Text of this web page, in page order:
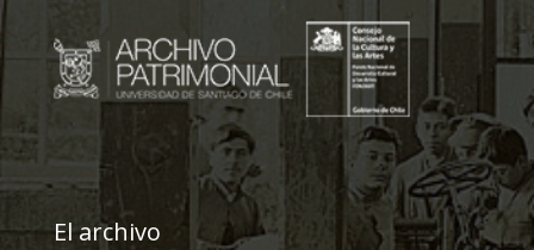
El archivo